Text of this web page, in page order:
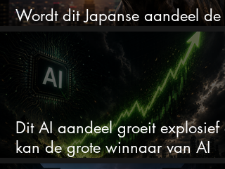
Wordt dit Japanse aandeel de
comeback kid van 2026?
Dit AI aandeel groeit explosief
kan de grote winnaar van AI